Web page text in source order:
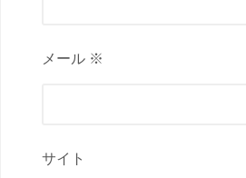
メール ※
サイト